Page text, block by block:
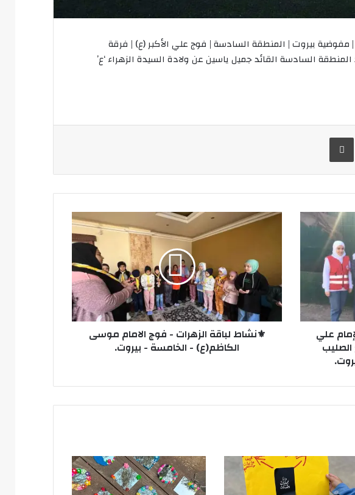
مفوضية بيروت | المنطقة السادسة | فوج علي الأكبر (ع) | فرقة
السادسة القائد جميل ياسين عن ولادة السيدة الزهراء ‘ع’
عبر البريد طباعة
علي
الصليب
⚜️نشاط
الامام
موسى
الكاظم(ع)
-
الخامسة⚜️نشاط لباقة الزهرات - فوج الامام موسى
الكاظم(ع) - الخامسة - بيروت.